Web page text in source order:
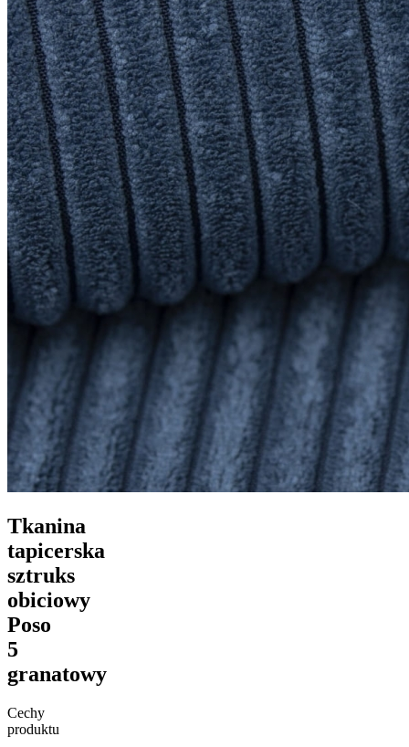
Tkanina
tapicerska
sztruks
obiciowy
Poso
5
granatowy
Cechy
produktu